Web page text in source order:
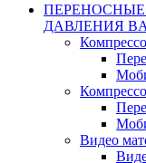
ДАВЛЕНИЯ
Видео